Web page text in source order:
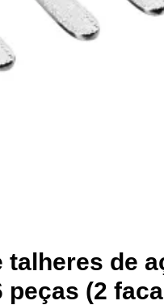
talheres de
peças (2